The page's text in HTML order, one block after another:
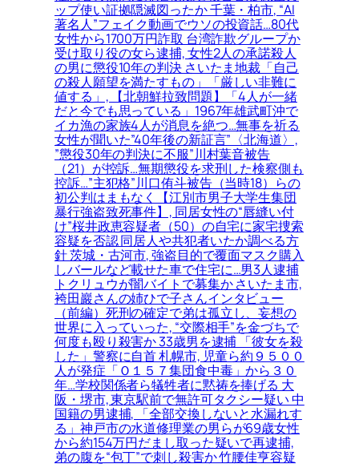
ップ使い証拠隠滅図ったか 千葉・柏市, “AI
著名人”フェイク動画でウソの投資話…80代
女性から1700万円詐取 台湾詐欺グループか
受け取り役の女ら逮捕, 女性2人の承諾殺人
の男に懲役10年の判決 さいたま地裁「自己
の殺人願望を満たすもの」「厳しい非難に
値する」, 【北朝鮮拉致問題】「4人が一緒
だと今でも思っている」1967年雄武町沖で
イカ漁の家族4人が消息を絶つ…無事を祈る
女性が聞いた”40年後の新証言”〈北海道〉,
”懲役30年の判決に不服”川村葉音被告
（21）が控訴…無期懲役を求刑した検察側も
控訴…”主犯格”川口侑斗被告（当時18）らの
初公判はまもなく【江別市男子大学生集団
暴行強盗致死事件】, 同居女性の“唇縫い付
け”桜井政恵容疑者（50）の自宅に家宅捜索
容疑を否認 同居人や共犯者いたか調べる方
針 茨城・古河市, 強盗目的で覆面マスク購入
しバールなど載せた車で住宅に…男3人逮捕
トクリュウが闇バイトで募集か さいたま市,
袴田巖さんの姉ひで子さんインタビュー
（前編）死刑の確定で弟は孤立し、妄想の
世界に入っていった, “交際相手”を金づちで
何度も殴り殺害か 33歳男を逮捕 「彼女を殺
した」警察に自首 札幌市, 児童ら約９５００
人が発症「Ｏ１５７集団食中毒」から３０
年…学校関係者ら犠牲者に黙祷を捧げる 大
阪・堺市, 東京駅前で無許可タクシー疑い 中
国籍の男逮捕, 「全部交換しないと水漏れす
る」神戸市の水道修理業の男らが69歳女性
から約154万円だまし取った疑いで再逮捕,
弟の腹を“包丁”で刺し殺害か 竹腰佳亨容疑